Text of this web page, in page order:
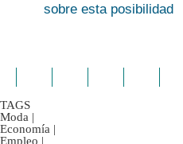
sobre esta posibilidad
TAGS
Moda |
Economía |
Empleo |